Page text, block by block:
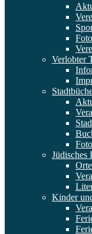
Verlobter
Jüdisches
Kinder